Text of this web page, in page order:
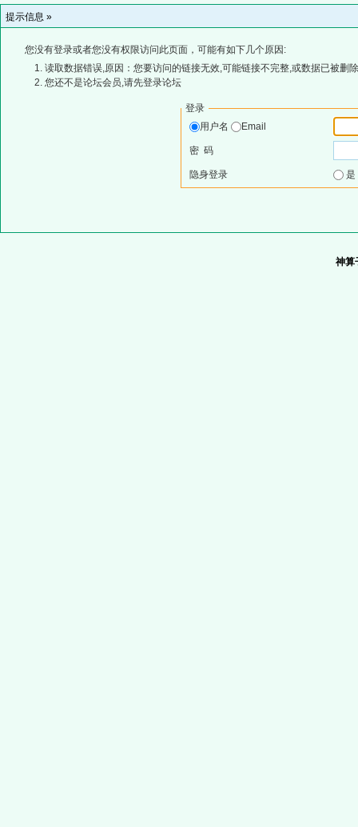
提示信息 »
您没有登录或者您没有权限访问此页面，可能有如下几个原因:
读取数据错误,原因：您要访问的链接无效,可能链接不完整,或数据已被删
您还不是论坛会员,请先登录论坛
登录
用户名
Email
密 码
隐身登录
神算